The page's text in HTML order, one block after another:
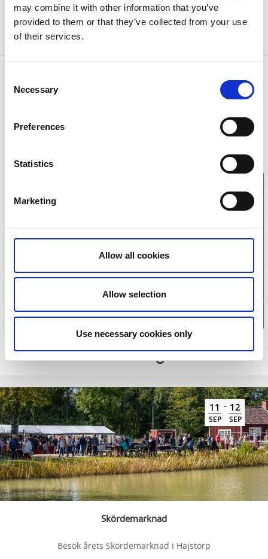
may combine it with other information that you’ve
provided to them or that they’ve collected from your use
of their services.
Selection
Necessary
Preferences
Statistics
Marketing
Allow all cookies
Allow selection
Use necessary cookies only
en certifierad InfoPoint där du kan få hjälp av kunnig
personal med enklare frågor kring besöksmål i
området, samt hämta broschyrer och kartor.
Hajstorps Slusscafé och Vandrarhem
Telefon:0730 29 11 25
Klicka för karta och
öppettider
Relaterade evenemang
11
SEP
- 12
SEP
Skördemarknad
Besök årets Skördemarknad i Hajstorp